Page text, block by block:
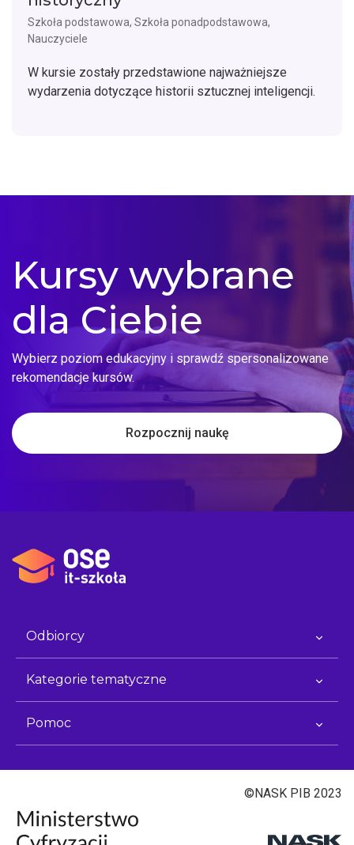
Szkoła podstawowa, Szkoła ponadpodstawowa,
Nauczyciele
W kursie zostały przedstawione najważniejsze
wydarzenia dotyczące historii sztucznej inteligencji.
Kursy wybrane
dla Ciebie
Wybierz poziom edukacyjny i sprawdź spersonalizowane
rekomendacje kursów.
Rozpocznij naukę
Odbiorcy
Kategorie tematyczne
Pomoc
©NASK PIB 2023